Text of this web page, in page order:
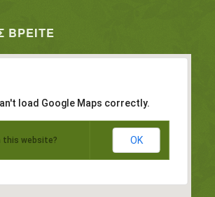
ΒΡΕΊΤΕ
load Google Maps correctly.
this website? OK